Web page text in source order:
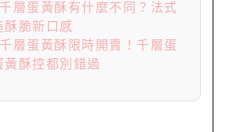
層蛋黃酥有什麼不同？法式
酥脆新口感
層蛋黃酥限時開賣！千層蛋
黃酥控都別錯過